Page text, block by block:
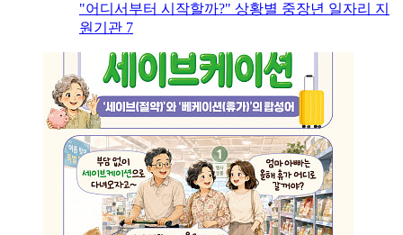
"어디서부터 시작할까?" 상황별 중장년 일자리 지
원기관 7